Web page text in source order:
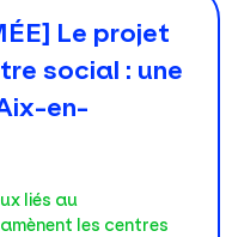
social : une
en-
les centres